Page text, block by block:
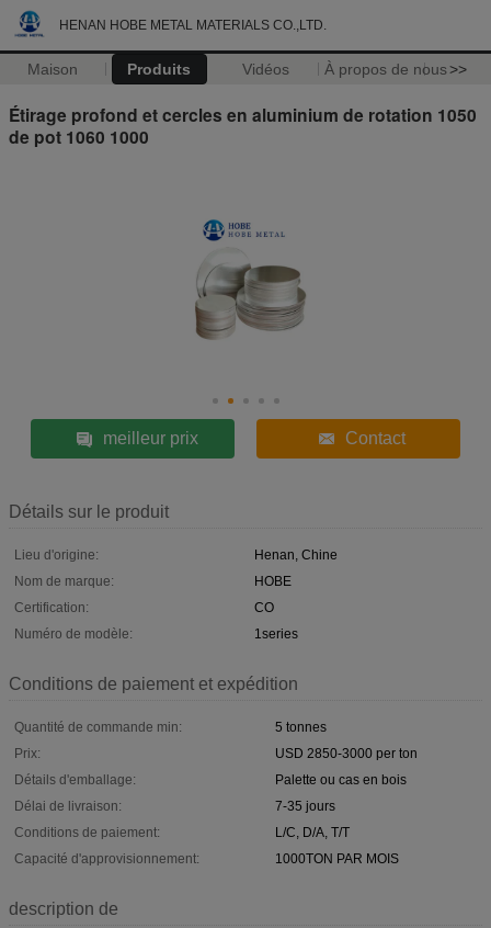
HENAN HOBE METAL MATERIALS CO.,LTD.
Maison Produits Vidéos À propos de nous>>
Étirage profond et cercles en aluminium de rotation 1050
de pot 1060 1000
meilleur prix Contact
Détails sur le produit
Lieu d'origine:
Henan, Chine
Nom de marque:
HOBE
Certification:
CO
Numéro de modèle:
1series
Conditions de paiement et expédition
Quantité de commande min:
5 tonnes
Prix:
USD 2850-3000 per ton
Détails d'emballage:
Palette ou cas en bois
Délai de livraison:
7-35 jours
Conditions de paiement:
L/C, D/A, T/T
Capacité d'approvisionnement:
1000TON PAR MOIS
description de